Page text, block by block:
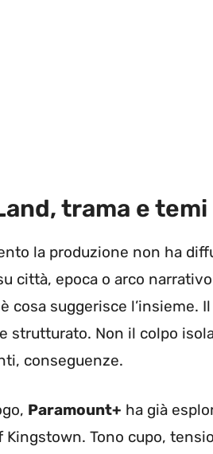
trama e
la produzione non ha
città, epoca o arco
cosa suggerisce l’insieme.
strutturato. Non il colpo
conseguenze.
Paramount+ ha già
Kingstown. Tono cupo,